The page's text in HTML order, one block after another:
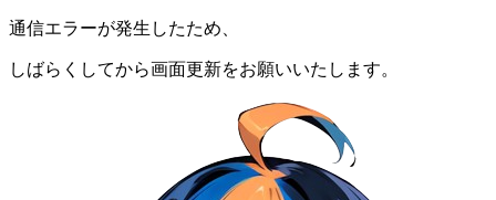
通信エラーが発生したため、
しばらくしてから画面更新をお願いいたします。